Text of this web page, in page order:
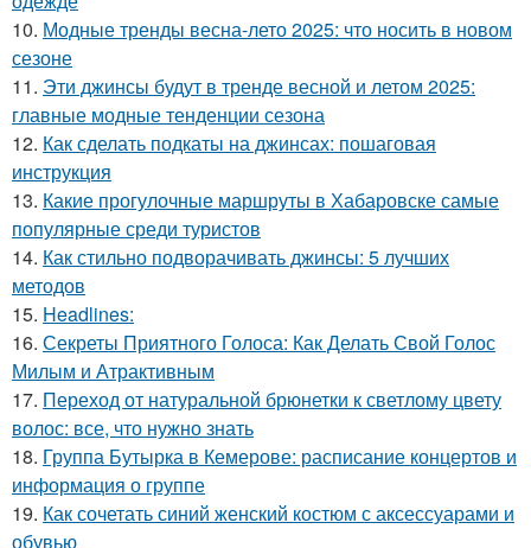
10. Модные тренды весна-лето 2025: что носить в новом
сезоне
11. Эти джинсы будут в тренде весной и летом 2025:
главные модные тенденции сезона
12. Как сделать подкаты на джинсах: пошаговая
инструкция
13. Какие прогулочные маршруты в Хабаровске самые
популярные среди туристов
14. Как стильно подворачивать джинсы: 5 лучших
методов
15. Headlines:
16. Секреты Приятного Голоса: Как Делать Свой Голос
Милым и Атрактивным
17. Переход от натуральной брюнетки к светлому цвету
волос: все, что нужно знать
18. Группа Бутырка в Кемерове: расписание концертов и
информация о группе
19. Как сочетать синий женский костюм с аксессуарами и
обувью